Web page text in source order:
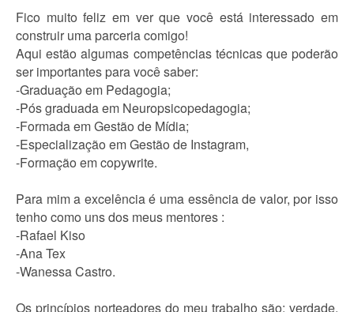
Fico muito feliz em ver que você está interessado em
construir uma parceria comigo!
Aqui estão algumas competências técnicas que poderão
ser importantes para você saber:
-Graduação em Pedagogia;
-Pós graduada em Neuropsicopedagogia;
-Formada em Gestão de Mídia;
-Especialização em Gestão de Instagram,
-Formação em copywrite.
Para mim a excelência é uma essência de valor, por isso
tenho como uns dos meus mentores :
-Rafael Kiso
-Ana Tex
-Wanessa Castro.
Os princípios norteadores do meu trabalho são: verdade,